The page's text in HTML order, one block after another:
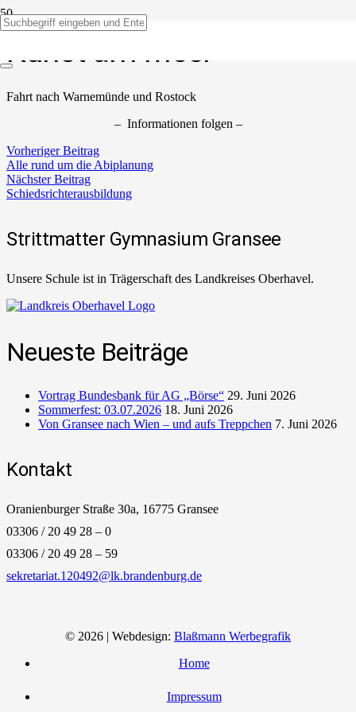
Kunst am Meer
Fahrt nach Warnemünde und Rostock
– Informationen folgen –
Vorheriger Beitrag
Alle rund um die Abiplanung
Nächster Beitrag
Schiedsrichterausbildung
Strittmatter Gymnasium Gransee
Unsere Schule ist in Trägerschaft des Landkreises Oberhavel.
Neueste Beiträge
Vortrag Bundesbank für AG „Börse“ 29. Juni 2026
Sommerfest: 03.07.2026 18. Juni 2026
Von Gransee nach Wien – und aufs Treppchen 7. Juni 2026
Kontakt
Oranienburger Straße 30a, 16775 Gransee
03306 / 20 49 28 – 0
03306 / 20 49 28 – 59
sekretariat.120492@lk.brandenburg.de
© 2026 | Webdesign: Blaßmann Werbegrafik
Home
Impressum